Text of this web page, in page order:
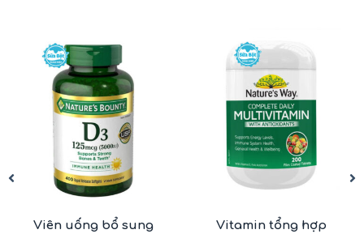
Viên uống bổ sung
Vitamin tổng hợp